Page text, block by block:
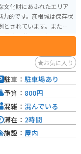
文化財にあふれたエリア
力的です。彦根城は保存状
とされています。また、
界遺産登録を目指してい
お気に入り
駐車： 駐車場あり
予算： 800円
混雑： 混んでいる
滞在： 2時間
施設： 屋内